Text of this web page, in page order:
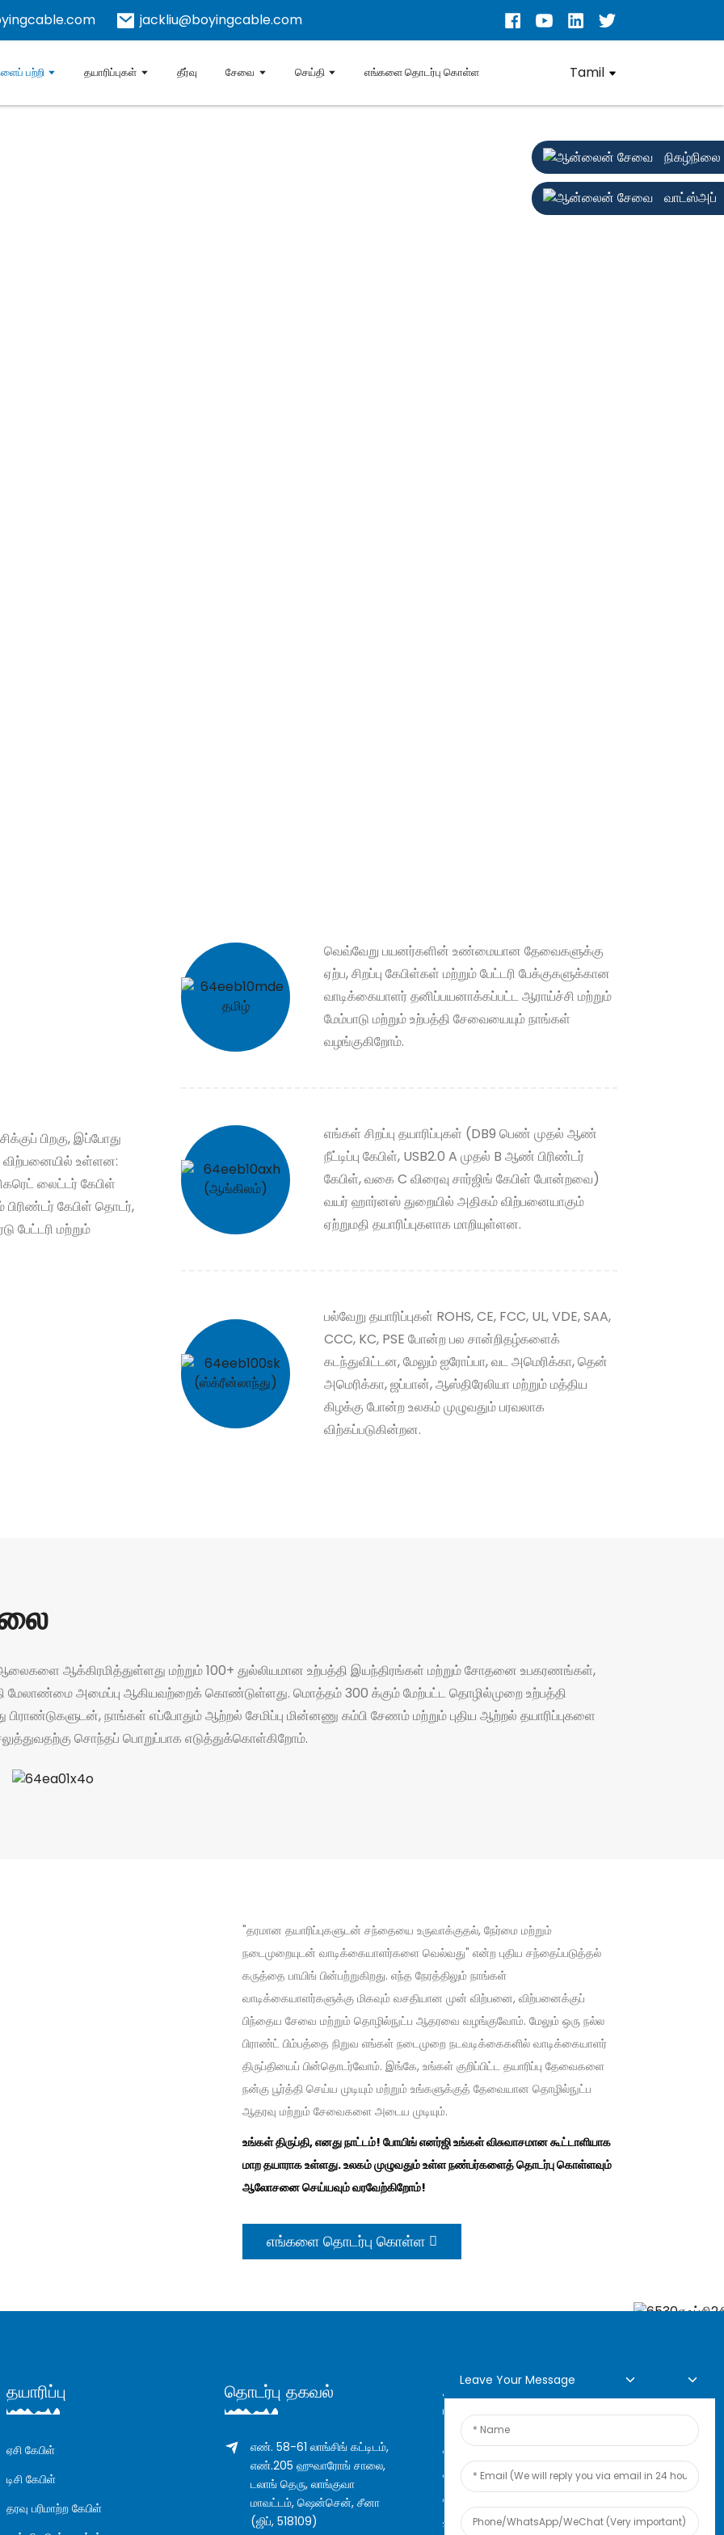
jackliu@boyingcable.com
பற்றி தயாரிப்புகள் தீர்வு சேவை செய்தி எங்களை தொடர்பு கொள்ள Tamil
நிகழ்நிலை
வாட்ஸ்அப்
பிறகு, இப்போது
விற்பனையில் உள்ளன:
லைட்டர் கேபிள்
பிரிண்டர் கேபிள் தொடர்,
பேட்டரி மற்றும்
வெவ்வேறு பயனர்களின் உண்மையான தேவைகளுக்கு
ஏற்ப, சிறப்பு கேபிள்கள் மற்றும் பேட்டரி பேக்குகளுக்கான
வாடிக்கையாளர் தனிப்பயனாக்கப்பட்ட ஆராய்ச்சி மற்றும்
மேம்பாடு மற்றும் உற்பத்தி சேவையையும் நாங்கள்
வழங்குகிறோம்.
எங்கள் சிறப்பு தயாரிப்புகள் (DB9 பெண் முதல் ஆண்
நீட்டிப்பு கேபிள், USB2.0 A முதல் B ஆண் பிரிண்டர்
கேபிள், வகை C விரைவு சார்ஜிங் கேபிள் போன்றவை)
வயர் ஹார்னஸ் துறையில் அதிகம் விற்பனையாகும்
ஏற்றுமதி தயாரிப்புகளாக மாறியுள்ளன.
பல்வேறு தயாரிப்புகள் ROHS, CE, FCC, UL, VDE, SAA,
CCC, KC, PSE போன்ற பல சான்றிதழ்களைக்
கடந்துவிட்டன, மேலும் ஐரோப்பா, வட அமெரிக்கா, தென்
அமெரிக்கா, ஜப்பான், ஆஸ்திரேலியா மற்றும் மத்திய
கிழக்கு போன்ற உலகம் முழுவதும் பரவலாக
விற்கப்படுகின்றன.
ஆலைகளை ஆக்கிரமித்துள்ளது மற்றும் 100+ துல்லியமான உற்பத்தி இயந்திரங்கள் மற்றும் சோதனை உபகரணங்கள்,
மேலாண்மை அமைப்பு ஆகியவற்றைக் கொண்டுள்ளது. மொத்தம் 300 க்கும் மேற்பட்ட தொழில்முறை உற்பத்தி
நாங்கள் எப்போதும் ஆற்றல் சேமிப்பு மின்னணு கம்பி சேணம் மற்றும் புதிய ஆற்றல் தயாரிப்புகளை
சொந்தப் பொறுப்பாக எடுத்துக்கொள்கிறோம்.
"தரமான தயாரிப்புகளுடன் சந்தையை உருவாக்குதல், நேர்மை மற்றும்
நடைமுறையுடன் வாடிக்கையாளர்களை வெல்வது" என்ற புதிய சந்தைப்படுத்தல்
கருத்தை பாயிங் பின்பற்றுகிறது. எந்த நேரத்திலும் நாங்கள்
வாடிக்கையாளர்களுக்கு மிகவும் வசதியான முன் விற்பனை, விற்பனைக்குப்
பிந்தைய சேவை மற்றும் தொழில்நுட்ப ஆதரவை வழங்குவோம். மேலும் ஒரு நல்ல
பிராண்ட் பிம்பத்தை நிறுவ எங்கள் நடைமுறை நடவடிக்கைகளில் வாடிக்கையாளர்
திருப்தியைப் பின்தொடர்வோம். இங்கே, உங்கள் குறிப்பிட்ட தயாரிப்பு தேவைகளை
நன்கு பூர்த்தி செய்ய முடியும் மற்றும் உங்களுக்குத் தேவையான தொழில்நுட்ப
ஆதரவு மற்றும் சேவைகளை அடைய முடியும்.
உங்கள் திருப்தி, எனது நாட்டம்! போயிங் எனர்ஜி உங்கள் விசுவாசமான கூட்டாளியாக
மாற தயாராக உள்ளது. உலகம் முழுவதும் உள்ள நண்பர்களைத் தொடர்பு கொள்ளவும்
ஆலோசனை செய்யவும் வரவேற்கிறோம்!
எங்களை தொடர்பு கொள்ள
தயாரிப்பு
ஏசி கேபிள்
டிசி கேபிள்
தரவு பரிமாற்ற கேபிள்
தொடர்பு தகவல்
எண். 58-61 லாங்சிங் கட்டிடம்,
எண்.205 ஹுவாரோங் சாலை,
டலாங் தெரு, லாங்குவா
மாவட்டம், ஷென்சென், சீனா
(ஜிப், 518109)
ஆன்லைன் விசாரணை
எங்கள் தயாரிப்புகள் அல்லது
விலைப்பட்டியல் பற்றிய
விசாரணைகளுக்கு, தயவுசெய்து
உங்கள் மின்னஞ்சலை எங்களுக்கு
Leave Your Message